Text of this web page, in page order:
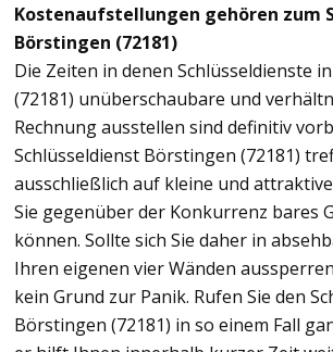
Kostenaufstellungen gehören zum
Börstingen (72181)
Die Zeiten in denen Schlüsseldienste
(72181) unüberschaubare und
Rechnung ausstellen sind definitiv
Schlüsseldienst Börstingen (72181)
ausschließlich auf kleine und
Sie gegenüber der Konkurrenz bares
können. Sollte sich Sie daher in
Ihren eigenen vier Wänden
kein Grund zur Panik. Rufen Sie den
Börstingen (72181) in so einem Fall